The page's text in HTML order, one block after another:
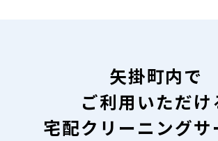
矢掛町内で
ご利用いただけ
宅配クリーニングサ